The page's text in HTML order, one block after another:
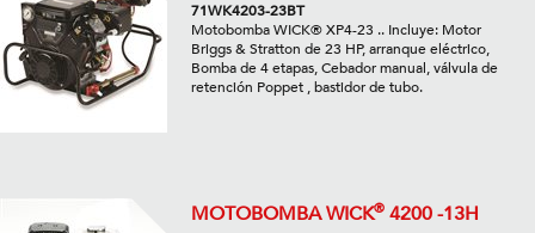
71WK4203-23BT
Motobomba WICK® XP4-23 .. Incluye: Motor
Briggs & Stratton de 23 HP, arranque eléctrico,
Bomba de 4 etapas, Cebador manual, válvula de
retención Poppet , bastidor de tubo.
MOTOBOMBA WICK® 4200 -13H